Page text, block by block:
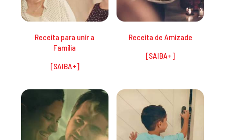
Receita para unir a
Família
Receita de Amizade